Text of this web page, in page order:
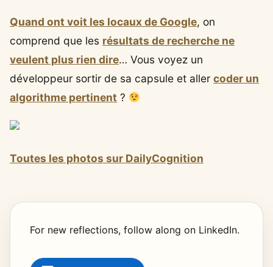
Quand ont voit les locaux de Google, on
comprend que les résultats de recherche ne
veulent plus rien dire… Vous voyez un
développeur sortir de sa capsule et aller coder un
algorithme pertinent ?
Toutes les photos sur DailyCognition
For new reflections, follow along on LinkedIn.